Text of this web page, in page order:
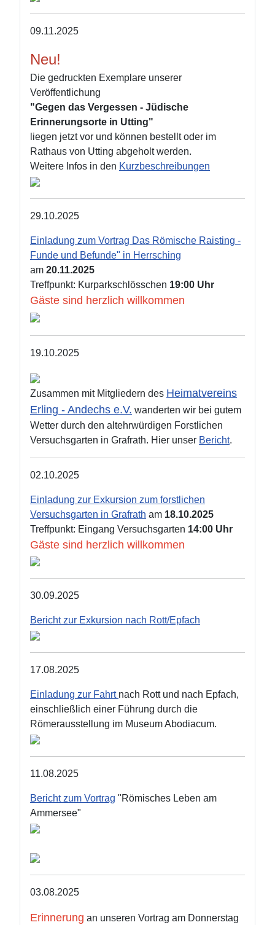
09.11.2025
Neu!
Die gedruckten Exemplare unserer
Veröffentlichung
"Gegen das Vergessen - Jüdische
Erinnerungsorte in Utting"
liegen jetzt vor und können bestellt oder im
Rathaus von Utting abgeholt werden.
Weitere Infos in den Kurzbeschreibungen
29.10.2025
Einladung zum Vortrag Das Römische Raisting -
Funde und Befunde" in Herrsching
am 20.11.2025
Treffpunkt: Kurparkschlösschen 19:00 Uhr
Gäste sind herzlich willkommen
19.10.2025
Zusammen mit Mitgliedern des Heimatvereins
Erling - Andechs e.V. wanderten wir bei gutem
Wetter durch den altehrwürdigen Forstlichen
Versuchsgarten in Grafrath. Hier unser Bericht.
02.10.2025
Einladung zur Exkursion zum forstlichen
Versuchsgarten in Grafrath am 18.10.2025
Treffpunkt: Eingang Versuchsgarten 14:00 Uhr
Gäste sind herzlich willkommen
30.09.2025
Bericht zur Exkursion nach Rott/Epfach
17.08.2025
Einladung zur Fahrt nach Rott und nach Epfach,
einschließlich einer Führung durch die
Römerausstellung im Museum Abodiacum.
11.08.2025
Bericht zum Vortrag "Römisches Leben am
Ammersee"
03.08.2025
Erinnerung an unseren Vortrag am Donnerstag